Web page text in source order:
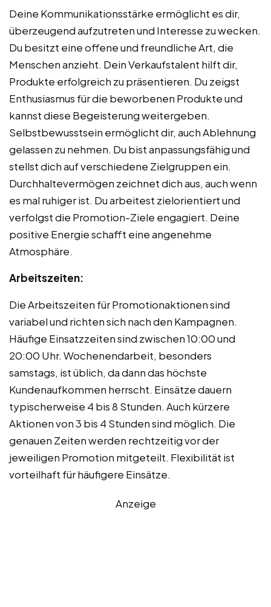
Deine Kommunikationsstärke ermöglicht es dir,
überzeugend aufzutreten und Interesse zu wecken.
Du besitzt eine offene und freundliche Art, die
Menschen anzieht. Dein Verkaufstalent hilft dir,
Produkte erfolgreich zu präsentieren. Du zeigst
Enthusiasmus für die beworbenen Produkte und
kannst diese Begeisterung weitergeben.
Selbstbewusstsein ermöglicht dir, auch Ablehnung
gelassen zu nehmen. Du bist anpassungsfähig und
stellst dich auf verschiedene Zielgruppen ein.
Durchhaltevermögen zeichnet dich aus, auch wenn
es mal ruhiger ist. Du arbeitest zielorientiert und
verfolgst die Promotion-Ziele engagiert. Deine
positive Energie schafft eine angenehme
Atmosphäre.
Arbeitszeiten:
Die Arbeitszeiten für Promotionaktionen sind
variabel und richten sich nach den Kampagnen.
Häufige Einsatzzeiten sind zwischen 10:00 und
20:00 Uhr. Wochenendarbeit, besonders
samstags, ist üblich, da dann das höchste
Kundenaufkommen herrscht. Einsätze dauern
typischerweise 4 bis 8 Stunden. Auch kürzere
Aktionen von 3 bis 4 Stunden sind möglich. Die
genauen Zeiten werden rechtzeitig vor der
jeweiligen Promotion mitgeteilt. Flexibilität ist
vorteilhaft für häufigere Einsätze.
Anzeige